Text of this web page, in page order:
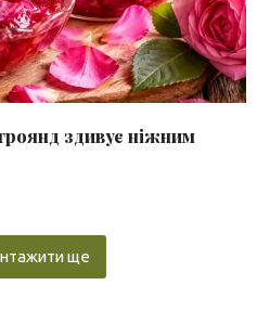
здивує ніжним
ще